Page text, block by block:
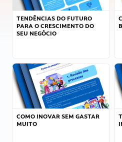
TENDÊNCIAS DO FUTURO
PARA O CRESCIMENTO DO
SEU NEGÓCIO
COMO INOVAR SEM GASTAR
MUITO